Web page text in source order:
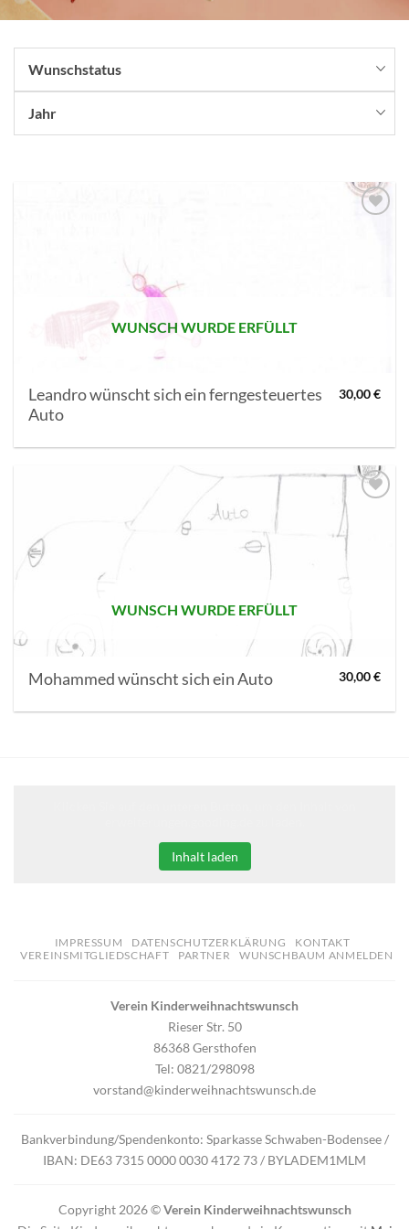
Wunschstatus
Jahr
WUNSCH WURDE ERFÜLLT
Leandro wünscht sich ein ferngesteuertes
Auto
30,00€
AUF MEINE
MERKLISTE
WUNSCH WURDE ERFÜLLT
Mohammed wünscht sich ein Auto 30,00€
Inhalt laden
IMPRESSUM DATENSCHUTZERKLÄRUNG
KONTAKT
VEREINSMITGLIEDSCHAFT
PARTNER WUNSCHBAUM ANMELDEN
Verein Kinderweihnachtswunsch
Rieser Str. 50
86368 Gersthofen
Tel: 0821/298098
vorstand@kinderweihnachtswunsch.de
Bankverbindung/Spendenkonto: Sparkasse Schwaben-Bodensee /
IBAN: DE63 7315 0000 0030 4172 73 / BYLADEM1MLM
Copyright 2026 ©Verein Kinderweihnachtswunsch